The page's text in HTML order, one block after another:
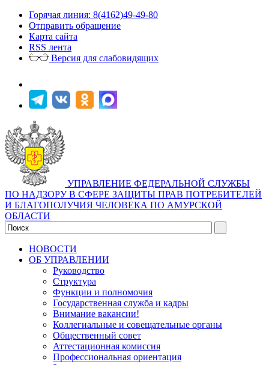
Горячая линия: 8(4162)49-49-80
Отправить обращение
Карта сайта
RSS лента
Версия для слабовидящих
УПРАВЛЕНИЕ ФЕДЕРАЛЬНОЙ СЛУЖБЫ
ПО НАДЗОРУ В СФЕРЕ ЗАЩИТЫ ПРАВ ПОТРЕБИТЕЛЕЙ
И БЛАГОПОЛУЧИЯ ЧЕЛОВЕКА ПО АМУРСКОЙ
ОБЛАСТИ
НОВОСТИ
ОБ УПРАВЛЕНИИ
Руководство
Структура
Функции и полномочия
Государственная служба и кадры
Внимание вакансии!
Коллегиальные и совещательные органы
Общественный совет
Аттестационная комиссия
Профессиональная ориентация